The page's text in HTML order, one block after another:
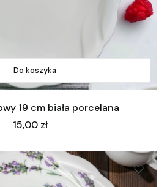
Do koszyka
19 cm biała porcelana
Cena
15,00 zł